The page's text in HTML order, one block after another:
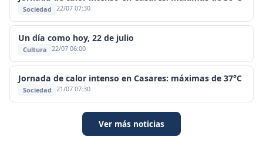
Sociedad 22/07 07:30
Un día como hoy, 22 de julio
Cultura 22/07 06:00
Jornada de calor intenso en Casares: máximas de 37°C
Sociedad 21/07 07:30
Ver más noticias